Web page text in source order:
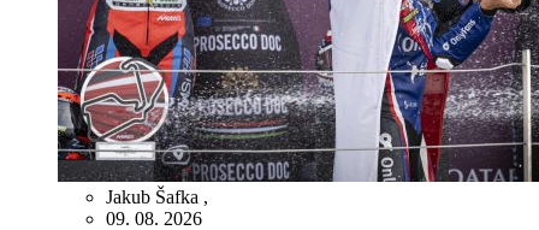
Jakub Šafka ,
09. 08. 2026